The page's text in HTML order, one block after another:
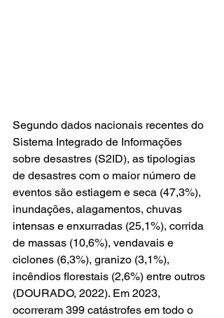
Segundo dados nacionais recentes do
Sistema Integrado de Informações
sobre desastres (S2ID), as tipologias
de desastres com o maior número de
eventos são estiagem e seca (47,3%),
inundações, alagamentos, chuvas
intensas e enxurradas (25,1%), corrida
de massas (10,6%), vendavais e
ciclones (6,3%), granizo (3,1%),
incêndios florestais (2,6%) entre outros
(DOURADO, 2022). Em 2023,
ocorreram 399 catástrofes em todo o